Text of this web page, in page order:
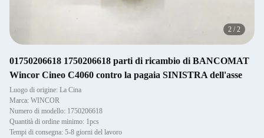
2 /2
01750206618 1750206618 parti di ricambio di BANCOMAT
Wincor Cineo C4060 contro la pagaia SINISTRA dell'asse
Luogo di origine: La Cina
Marca: WINCOR
Numero di modello: 1750206618
Quantità di ordine minimo: 1pcs
Tempi di consegna: 5-8 giorni del lavoro